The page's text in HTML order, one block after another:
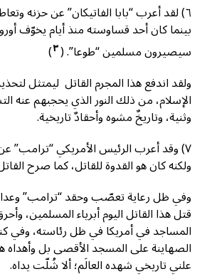
٦) لقد أعرب “بابا الفاتيكان” عن حزنه
بينما كان أحد قساوسته منذ أيام يخوّف
سيصيرون مسلمين “طوعا”. (٣)
ولقد اندفع هذا المجرم القاتل ليمتثل
الإسلام، من ذلك النور الذي يحجبهم عنه
وثنية، وتاريخٌ مشوه وأحقادٌ تاريخية.
٧) وقد أعرب الرئيس الأمريكي “ترامب”
ولكنه كان هو القدوة للقاتل، كما صرح
وفي ظل رعاية تعصّب وحقد “ترامب”
قتل هذا القاتل اليوم أبرياء المسلمين،
المساجد في أمريكا في ظل رئاسته، وفي
الصهاينة على المسجد الأقصى بل وأهداه
علني تاريخي شهده العالَم؛ ألا شُلّت يداه.